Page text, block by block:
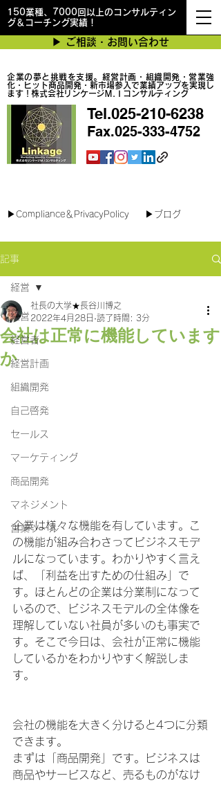
150業種、7000回以上のコンサルティン
グ＆コーチング実績！
企業の夢と挑戦を支援。経営計画・組織開発・営業強
化・ヒット商品開発・新市場参入で業績アップを実現し
ます！株式会社リンケージＭ.Ｉコンサルティング
▶︎ ご相談・お問い合わせ
Tel.025-210-6238
Fax.025-333-4752
▶︎Compliance＆PrivacyPolicy ▶︎ブログ
記事
経営
経営者
経営計画
組織開発
自己啓発
セールス
マーケティング
商品開発
マネジメント
営業ツール
経営
会社は正常に機能しています
か
社長の大学★長谷川博之
2022年4月28日 読了時間: 3分
企業は様々な機能を有しています。こ
の機能が組み合わさってビジネスモデ
ルになっています。わかりやすく言え
ば、「利益を出すための仕組み」で
す。ほとんどの企業は分業制になって
いるので、ビジネスモデルの全体像を
理解していない社員が多いのも事実で
す。そこで今日は、会社が正常に機能
しているかをわかりやすく解説しま
す。
会社の機能を大きく分けると4つに分類
できます。
まずは「商品開発」です。ビジネスは
商品やサービスなど、売るものがなけ